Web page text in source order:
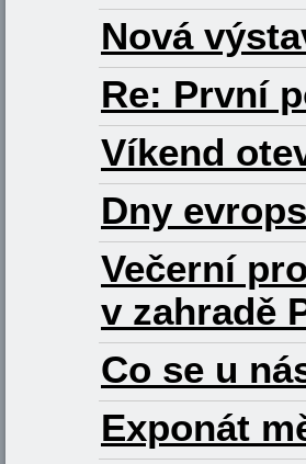
Nová
Re: První
Víkend
Dny
Večerní
v zahradě
Co se u
Exponát